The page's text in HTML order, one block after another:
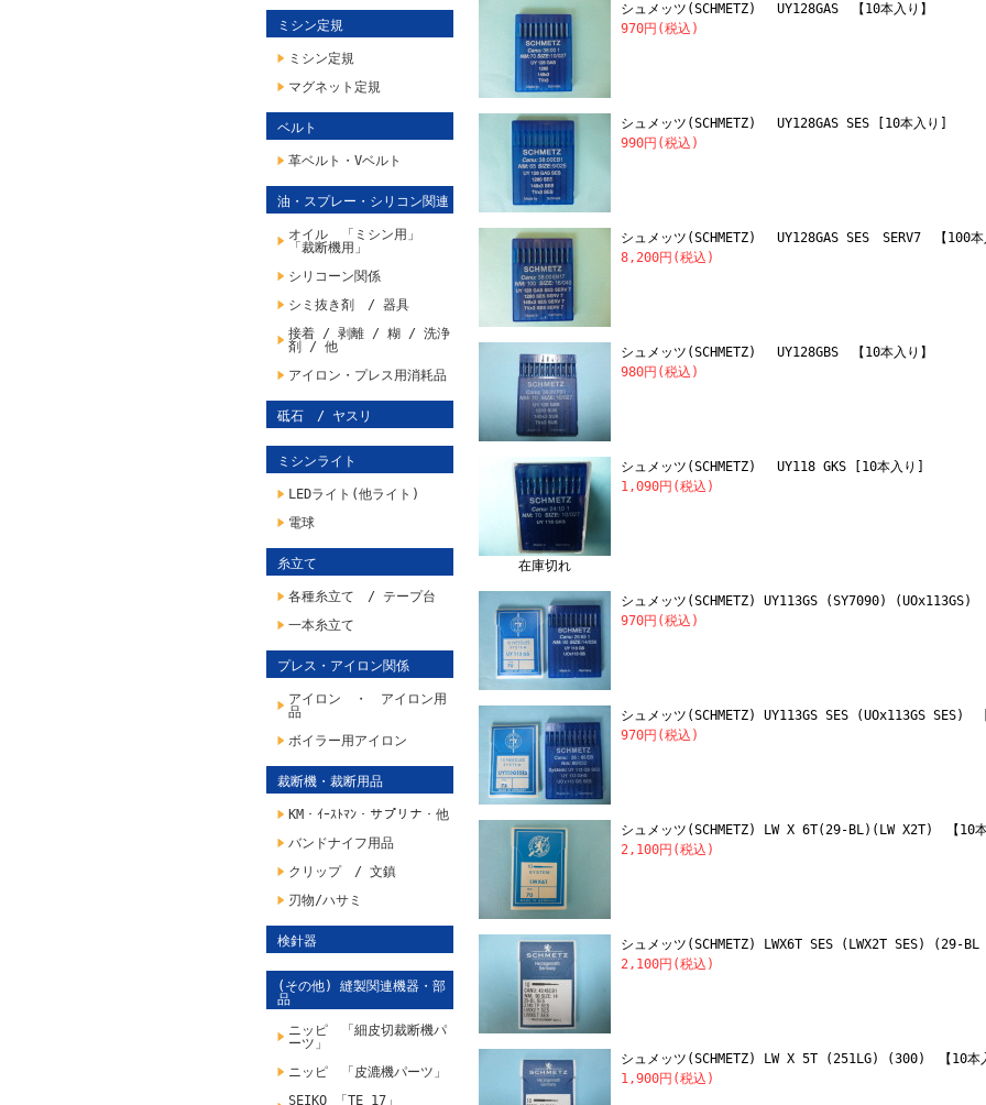
ミシン定規
ミシン定規
マグネット定規
ベルト
革ベルト・Vベルト
油・スプレー・シリコン関連
オイル 「ミシン用」
「裁断機用」
シリコーン関係
シミ抜き剤 / 器具
接着 / 剥離 / 糊 / 洗浄
剤 / 他
アイロン・プレス用消耗品
砥石 / ヤスリ
ミシンライト
LEDライト(他ライト)
電球
糸立て
各種糸立て / テープ台
一本糸立て
プレス・アイロン関係
アイロン ・ アイロン用
品
ボイラー用アイロン
裁断機・裁断用品
KM・ｲｰｽﾄﾏﾝ・サプリナ・他
バンドナイフ用品
クリップ / 文鎮
刃物/ハサミ
検針器
(その他) 縫製関連機器・部
品
ニッピ 「細皮切裁断機パ
ーツ」
ニッピ 「皮漉機パーツ」
SEIKO 「TE 17」
シュメッツ(SCHMETZ) UY128GAS 【10本入り】
970円(税込)
シュメッツ(SCHMETZ) UY128GAS SES [10本入り]
990円(税込)
シュメッツ(SCHMETZ) UY128GAS SES SERV7 【100本
8,200円(税込)
シュメッツ(SCHMETZ) UY128GBS 【10本入り】
980円(税込)
在庫切れ
シュメッツ(SCHMETZ) UY118 GKS [10本入り]
1,090円(税込)
シュメッツ(SCHMETZ) UY113GS (SY7090) (UOx113GS)
970円(税込)
シュメッツ(SCHMETZ) UY113GS SES (UOx113GS SES)
970円(税込)
シュメッツ(SCHMETZ) LW X 6T(29-BL)(LW X2T) 【10本
2,100円(税込)
シュメッツ(SCHMETZ) LWX6T SES (LWX2T SES) (29-
2,100円(税込)
シュメッツ(SCHMETZ) LW X 5T (251LG) (300) 【10本
1,900円(税込)